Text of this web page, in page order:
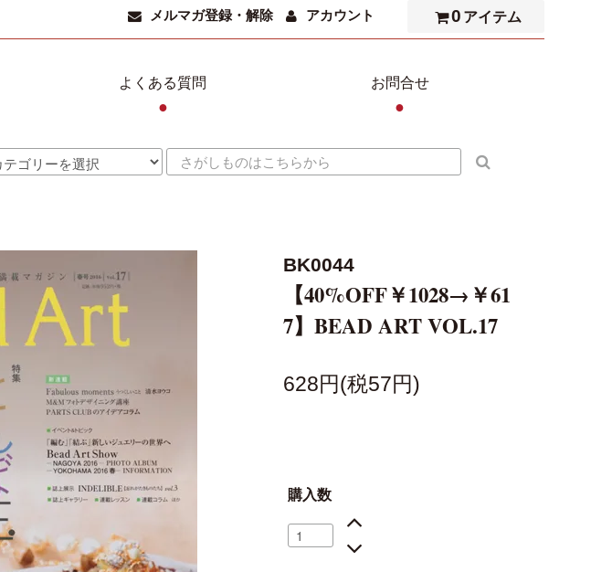
メルマガ登録・解除 アカウント 0 アイテム
よくある質問
●
お問合せ
●
BK0044
【40%OFF￥1028→￥61
7】BEAD ART VOL.17
628円(税57円)
購入数